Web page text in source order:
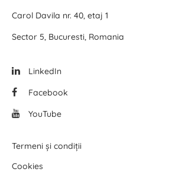
Carol Davila nr. 40, etaj 1
Sector 5, Bucuresti, Romania
LinkedIn
Facebook
YouTube
Termeni și condiții
Cookies